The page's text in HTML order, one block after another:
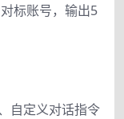
标账号，输出5
自定义对话指令